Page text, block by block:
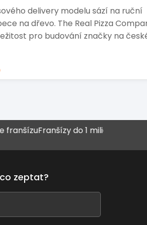
Broker Point Premium Jan
proč síť staví úspěch franšízantů na
realit a stálé péči o klienty.
Franšízy do 1 milionu KčMuž, který
zeptat?